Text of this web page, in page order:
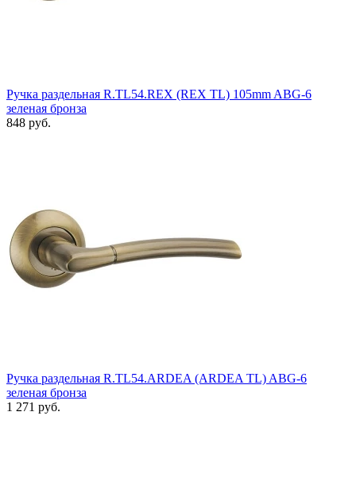
Ручка раздельная R.TL54.REX (REX TL) 105mm ABG-6
зеленая бронза
848 руб.
Ручка раздельная R.TL54.ARDEA (ARDEA TL) ABG-6
зеленая бронза
1 271 руб.